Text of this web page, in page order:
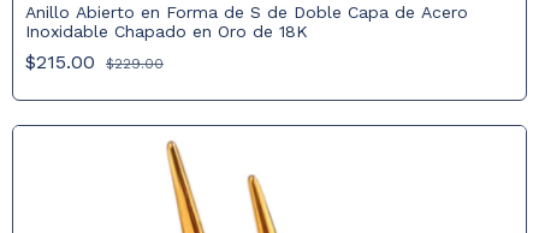
Anillo Abierto en Forma de S de Doble Capa de Acero
Inoxidable Chapado en Oro de 18K
$215.00 $229.00